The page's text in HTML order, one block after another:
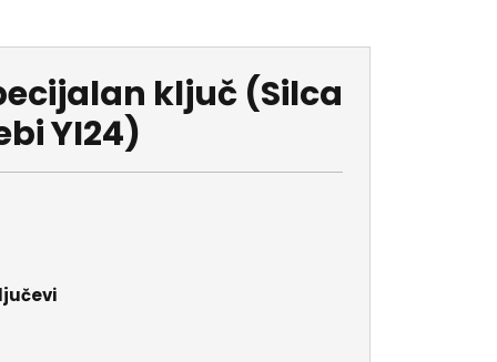
ključ (Silca
YI24)